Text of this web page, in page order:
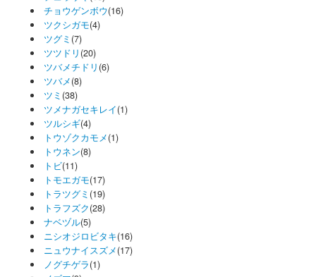
チョウゲンボウ(16)
ツクシガモ(4)
ツグミ (7)
ツツドリ (20)
ツバメチドリ (6)
ツバメ(8)
ツミ (38)
ツメナガセキレイ(1)
ツルシギ(4)
トウゾクカモメ(1)
トウネン(8)
トビ(11)
トモエガモ(17)
トラツグミ (19)
トラフズク(28)
ナベヅル(5)
ニシオジロビタキ(16)
ニュウナイスズメ(17)
ノグチゲラ(1)